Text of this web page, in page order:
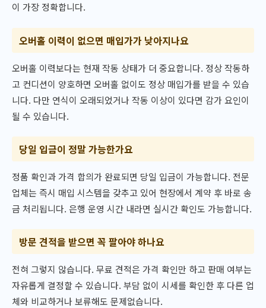
이 가장 정확합니다.
오버홀 이력이 없으면 매입가가 낮아지나요
오버홀 이력보다는 현재 작동 상태가 더 중요합니다. 정상 작동하
고 컨디션이 양호하면 오버홀 없이도 정상 매입가를 받을 수 있습
니다. 다만 연식이 오래되었거나 작동 이상이 있다면 감가 요인이
될 수 있습니다.
당일 입금이 정말 가능한가요
정품 확인과 가격 합의가 완료되면 당일 입금이 가능합니다. 전문
업체는 즉시 매입 시스템을 갖추고 있어 현장에서 계약 후 바로 송
금 처리됩니다. 은행 운영 시간 내라면 실시간 확인도 가능합니다.
방문 견적을 받으면 꼭 팔아야 하나요
전혀 그렇지 않습니다. 무료 견적은 가격 확인만 하고 판매 여부는
자유롭게 결정할 수 있습니다. 부담 없이 시세를 확인한 후 다른 업
체와 비교하거나 보류해도 문제없습니다.